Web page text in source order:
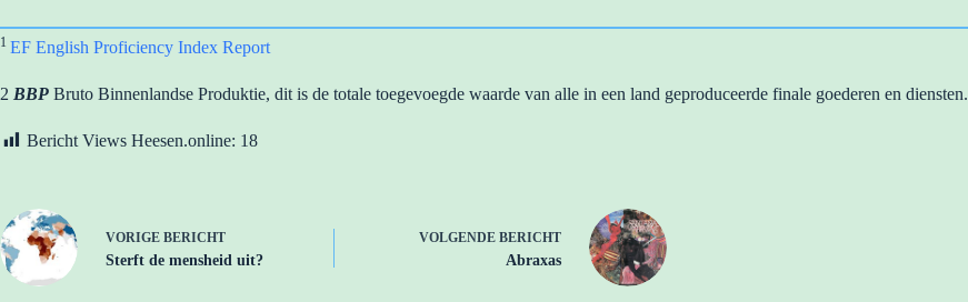
1 EF English Proficiency Index Report
2 BBP Bruto Binnenlandse Produktie, dit is de totale toegevoegde waarde van alle in een land geproduceerde finale goederen en diensten.
Bericht Views Heesen.online: 18
VORIGE BERICHT
Sterft de mensheid uit?
VOLGENDE BERICHT
Abraxas